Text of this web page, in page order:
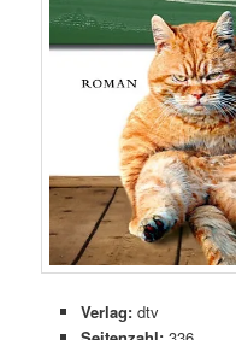
Verlag:dtv